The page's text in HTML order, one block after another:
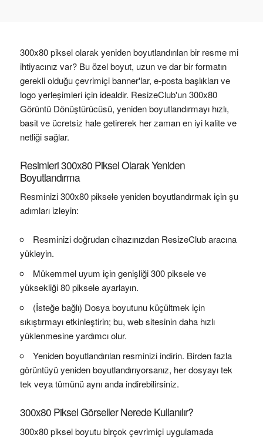
300x80 piksel olarak yeniden boyutlandırılan bir resme mi
ihtiyacınız var? Bu özel boyut, uzun ve dar bir formatın
gerekli olduğu çevrimiçi banner'lar, e-posta başlıkları ve
logo yerleşimleri için idealdir. ResizeClub'un 300x80
Görüntü Dönüştürücüsü, yeniden boyutlandırmayı hızlı,
basit ve ücretsiz hale getirerek her zaman en iyi kalite ve
netliği sağlar.
Resimleri 300x80 Piksel Olarak Yeniden
Boyutlandırma
Resminizi 300x80 piksele yeniden boyutlandırmak için şu
adımları izleyin:
Resminizi doğrudan cihazınızdan ResizeClub aracına
yükleyin.
Mükemmel uyum için genişliği 300 piksele ve
yüksekliği 80 piksele ayarlayın.
(İsteğe bağlı) Dosya boyutunu küçültmek için
sıkıştırmayı etkinleştirin; bu, web sitesinin daha hızlı
yüklenmesine yardımcı olur.
Yeniden boyutlandırılan resminizi indirin. Birden fazla
görüntüyü yeniden boyutlandırıyorsanız, her dosyayı tek
tek veya tümünü aynı anda indirebilirsiniz.
300x80 Piksel Görseller Nerede Kullanılır?
300x80 piksel boyutu birçok çevrimiçi uygulamada